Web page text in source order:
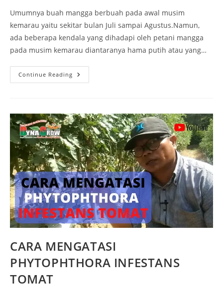
Umumnya buah mangga berbuah pada awal musim
kemarau yaitu sekitar bulan Juli sampai Agustus.Namun,
ada beberapa kendala yang dihadapi oleh petani mangga
pada musim kemarau diantaranya hama putih atau yang…
Continue Reading
CARA MENGATASI
PHYTOPHTHORA INFESTANS
TOMAT